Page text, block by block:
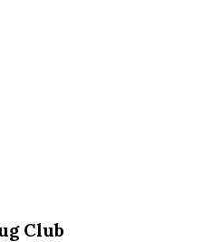
Club